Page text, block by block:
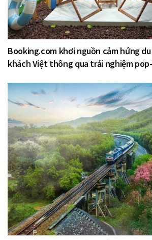
Booking.com khơi nguồn cảm hứng
khách Việt thông qua trải nghiệm